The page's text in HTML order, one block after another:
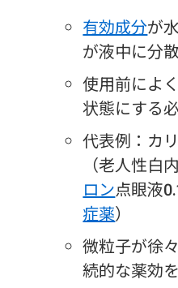
有効成分が
が液中に分
使用前によ
状態にする
代表例：カ
（老人性白
ロン点眼液
症薬）
微粒子が徐
続的な薬効